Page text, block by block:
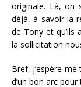
originale. Là, on
déjà, à savoir la
de Tony et qu’ils
la sollicitation
Bref, j’espère
d’un bon arc